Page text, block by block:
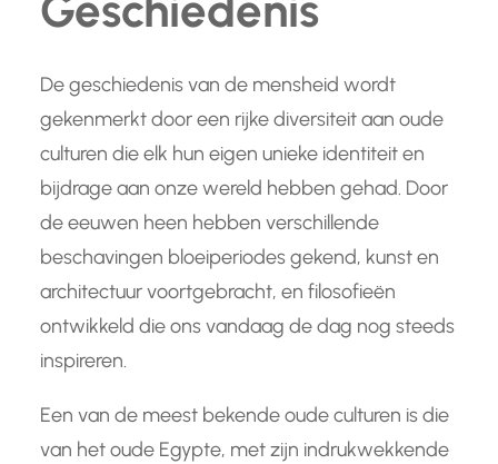
De geschiedenis van de mensheid wordt
gekenmerkt door een rijke diversiteit aan oude
culturen die elk hun eigen unieke identiteit en
bijdrage aan onze wereld hebben gehad. Door
de eeuwen heen hebben verschillende
beschavingen bloeiperiodes gekend, kunst en
architectuur voortgebracht, en filosofieën
ontwikkeld die ons vandaag de dag nog steeds
inspireren.
Een van de meest bekende oude culturen is die
van het oude Egypte, met zijn indrukwekkende